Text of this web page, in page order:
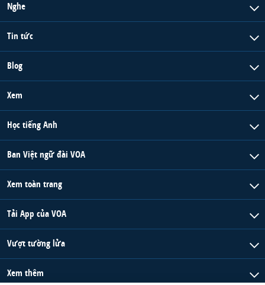
Nghe
Tin tức
Blog
Xem
Học tiếng Anh
Ban Việt ngữ đài VOA
Xem toàn trang
Tải App của VOA
Vượt tường lửa
Xem thêm